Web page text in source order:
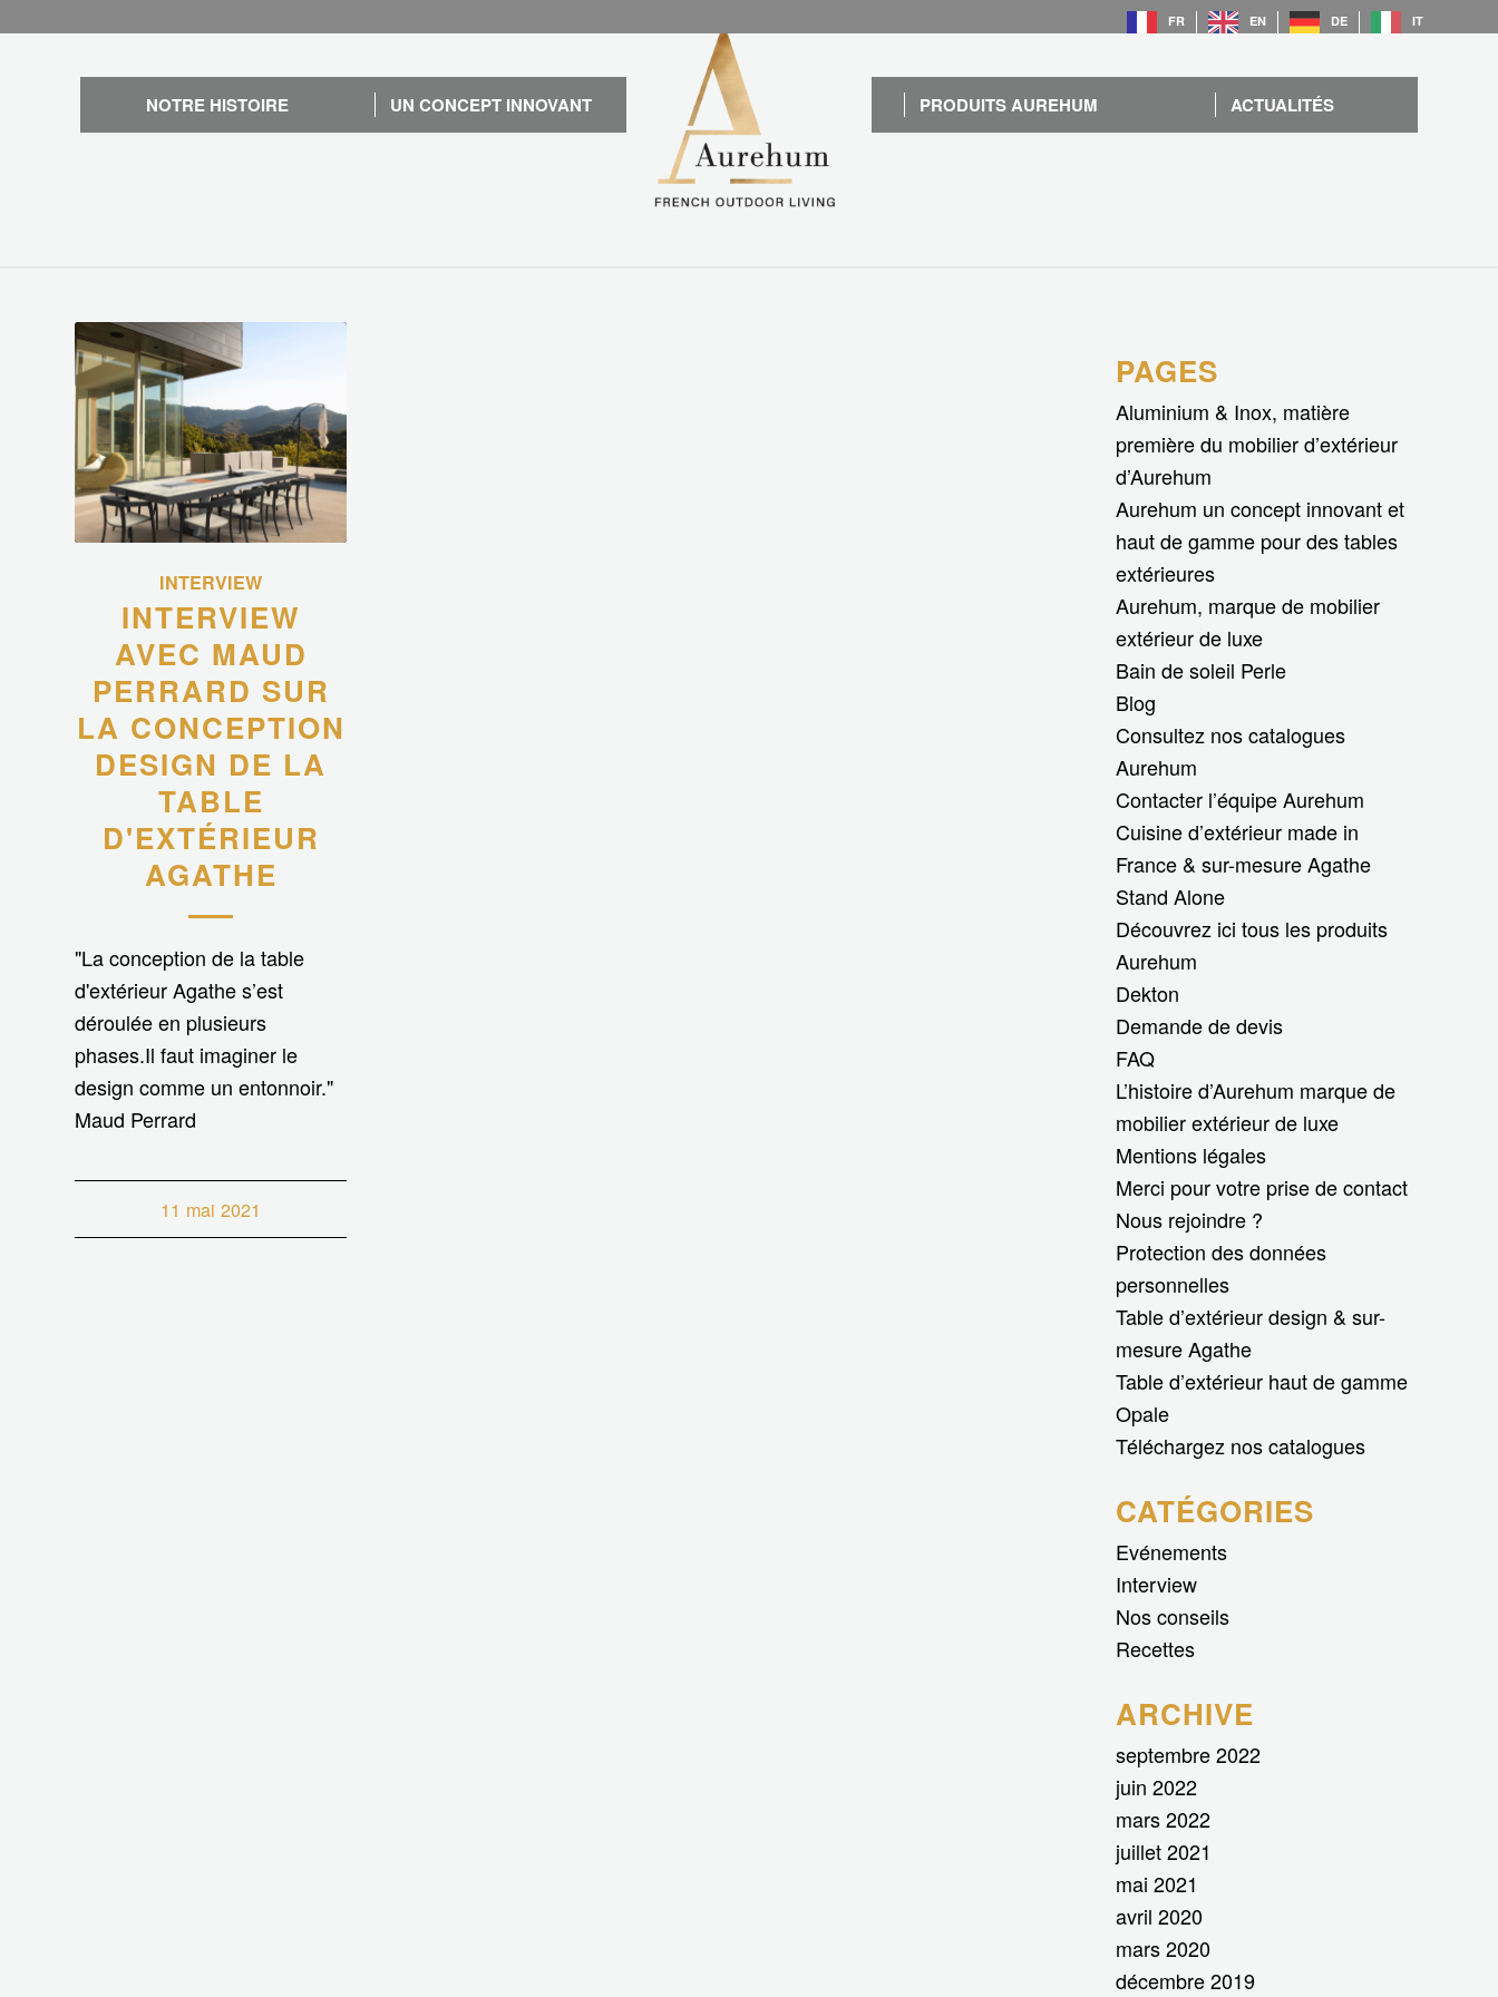
FR EN DE IT
NOTRE HISTOIRE UN CONCEPT INNOVANT PRODUITS AUREHUM ACTUALITÉS
INTERVIEW
INTERVIEW
AVEC MAUD
PERRARD SUR
LA CONCEPTION
DESIGN DE LA
TABLE
D'EXTÉRIEUR
AGATHE
"La conception de la table
d'extérieur Agathe s’est
déroulée en plusieurs
phases.Il faut imaginer le
design comme un entonnoir."
Maud Perrard
11 mai 2021
PAGES
Aluminium & Inox, matière
première du mobilier d’extérieur
d’Aurehum
Aurehum un concept innovant et
haut de gamme pour des tables
extérieures
Aurehum, marque de mobilier
extérieur de luxe
Bain de soleil Perle
Blog
Consultez nos catalogues
Aurehum
Contacter l’équipe Aurehum
Cuisine d’extérieur made in
France & sur-mesure Agathe
Stand Alone
Découvrez ici tous les produits
Aurehum
Dekton
Demande de devis
FAQ
L’histoire d’Aurehum marque de
mobilier extérieur de luxe
Mentions légales
Merci pour votre prise de contact
Nous rejoindre ?
Protection des données
personnelles
Table d’extérieur design & sur-
mesure Agathe
Table d’extérieur haut de gamme
Opale
Téléchargez nos catalogues
CATÉGORIES
Evénements
Interview
Nos conseils
Recettes
ARCHIVE
septembre 2022
juin 2022
mars 2022
juillet 2021
mai 2021
avril 2020
mars 2020
décembre 2019